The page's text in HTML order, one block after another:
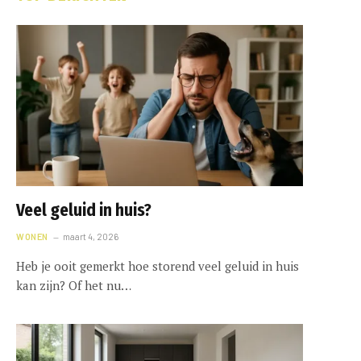
Veel geluid in huis?
WONEN maart 4, 2026
Heb je ooit gemerkt hoe storend veel geluid in huis
kan zijn? Of het nu…